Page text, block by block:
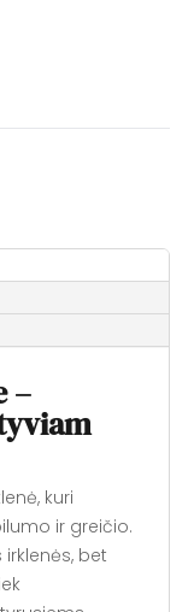
–
kuri
ir greičio.
bet